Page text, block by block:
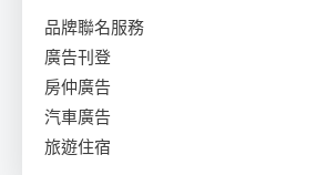
品牌聯名服務
廣告刊登
房仲廣告
汽車廣告
旅遊住宿